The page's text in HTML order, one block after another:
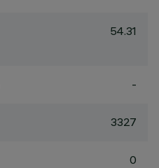
54.31
-
3327
0